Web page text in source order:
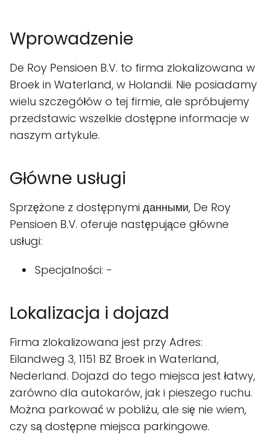
Wprowadzenie
De Roy Pensioen B.V. to firma zlokalizowana w
Broek in Waterland, w Holandii. Nie posiadamy
wielu szczegółów o tej firmie, ale spróbujemy
przedstawic wszelkie dostępne informacje w
naszym artykule.
Główne usługi
Sprzężone z dostępnymi данными, De Roy
Pensioen B.V. oferuje następujące główne
usługi:
Specjalności: -
Lokalizacja i dojazd
Firma zlokalizowana jest przy Adres:
Eilandweg 3, 1151 BZ Broek in Waterland,
Nederland. Dojazd do tego miejsca jest łatwy,
zarówno dla autokarów, jak i pieszego ruchu.
Można parkować w pobliżu, ale się nie wiem,
czy są dostępne miejsca parkingowe.